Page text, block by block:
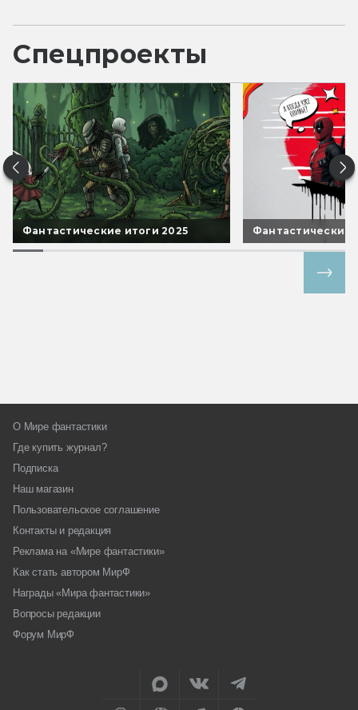
Спецпроекты
Фантастические итоги 2025 Фантастические
О Мире фантастики
Где купить журнал?
Подписка
Наш магазин
Пользовательское соглашение
Контакты и редакция
Реклама на «Мире фантастики»
Как стать автором МирФ
Награды «Мира фантастики»
Вопросы редакции
Форум МирФ